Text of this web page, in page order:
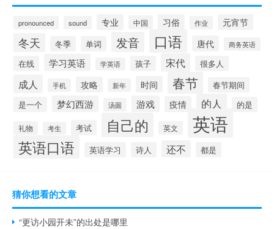
pronounced sound 专业 中国 习俗 作业 元宵节
冬天 冬季 单词 发音 口语 唐代 商务英语
在线 学习英语 学英语 孩子 宋代 很多人
成人 手机 攻略 新年 时间 春节
春节期间
是一个
梦幻西游 汤圆 游戏 疫情 的人 的是
礼物 考生 考试 自己的 英文 英语
英语口语 英语学习 诗人 还不 都是
猜你想看的文章
“更访小园开未”的出处是哪里